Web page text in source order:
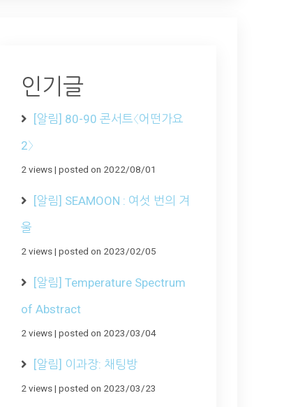
인기글
[알림] 80-90 콘서트〈어떤가요
2〉
2 views| posted on 2022/08/01
[알림] SEAMOON : 여섯 번의 겨
울
2 views| posted on 2023/02/05
[알림] Temperature Spectrum
of Abstract
2 views| posted on 2023/03/04
[알림] 이과장: 채팅방
2 views| posted on 2023/03/23